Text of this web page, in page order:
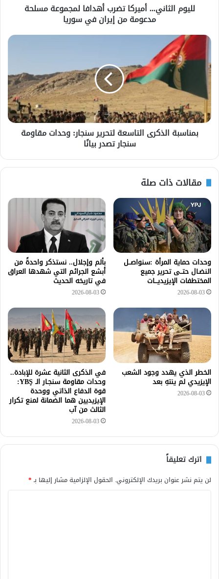
لليوم الثاني... أميركا تضرب أهدافا لمجموعة مسلحة
مدعومة من إيران في سوريا
بمناسبة الذكرى التاسعة لتحرير سنجار: وحدات مقاومة
سنجار تصدر بيانًا
مقالات ذات صلة
وحدات حماية المرأة :سنواصــل
النضـال حتــى تحرير جميع
المختطفات الإيزيديـــات
2026-08-03
بألم وإجلال.. نستذكر واحدةً من
أبشع الجرائم التي شهدها العراق
في تاريخه الحديث
2026-08-03
الخطر الذي يهدد وجود الشعب
الإيزيدي لم ينتهِ بعد
2026-08-03
في الذكرى الثانية عشرة للإبادة..
وحدات مقاومة سنجـار الـ YBŞ:
قوة الدفاع الذاتي ووحدة
الإيزيديين هما الضمانة لمنع تكرار
الثالث من آب
2026-08-03
اترك تعليقاً
لن يتم نشر عنوان بريدك الإلكتروني. الحقول الإلزامية مشار إليها بـ*